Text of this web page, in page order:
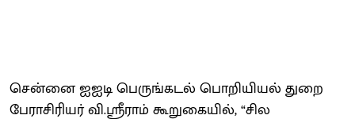
சென்னை ஐஐடி பெருங்கடல் பொறியியல் துறை
பேராசிரியர் வி.ஸ்ரீராம் கூறுகையில், “சில